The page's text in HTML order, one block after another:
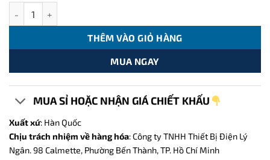
15.500.000 ₫.
là:
7.750.000 ₫.
THÊM VÀO GIỎ HÀNG
MUA NGAY
MUA SỈ HOẶC NHẬN GIÁ CHIẾT KHẤU
Xuất xứ: Hàn Quốc
Chịu trách nhiệm về hàng hóa: Công ty TNHH Thiết Bị Điện Lý
Ngân. 98 Calmette, Phường Bến Thành, TP. Hồ Chí Minh